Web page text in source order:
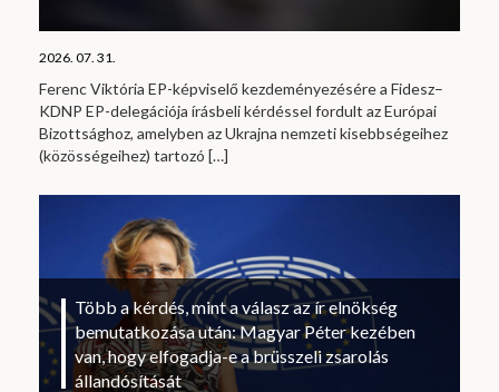
2026. 07. 31.
Ferenc Viktória EP-képviselő kezdeményezésére a Fidesz–
KDNP EP-delegációja írásbeli kérdéssel fordult az Európai
Bizottsághoz, amelyben az Ukrajna nemzeti kisebbségeihez
(közösségeihez) tartozó […]
Több a kérdés, mint a válasz az ír elnökség
bemutatkozása után: Magyar Péter kezében
van, hogy elfogadja-e a brüsszeli zsarolás
állandósítását